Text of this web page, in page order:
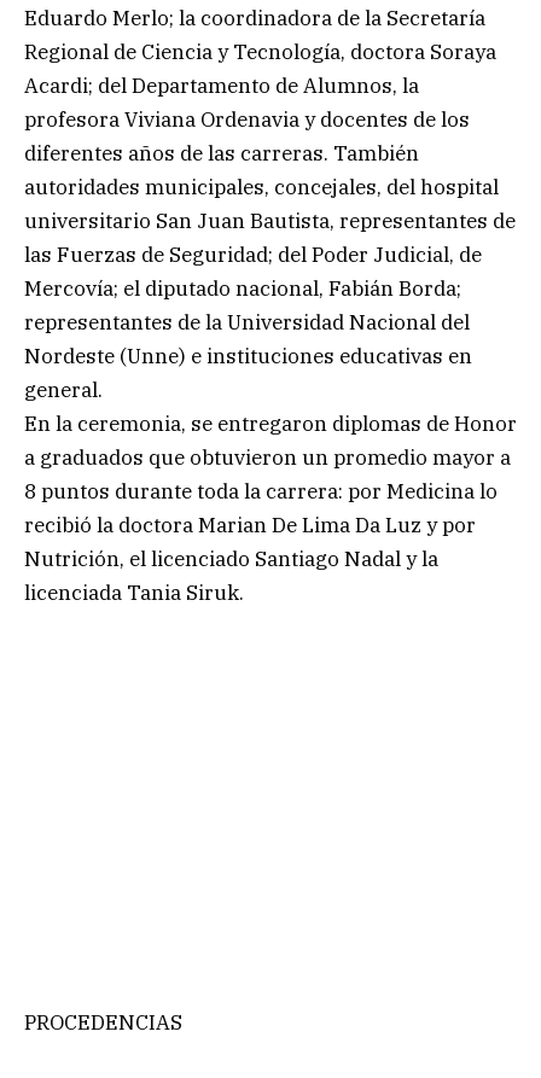
Eduardo Merlo; la coordinadora de la Secretaría
Regional de Ciencia y Tecnología, doctora Soraya
Acardi; del Departamento de Alumnos, la
profesora Viviana Ordenavia y docentes de los
diferentes años de las carreras. También
autoridades municipales, concejales, del hospital
universitario San Juan Bautista, representantes de
las Fuerzas de Seguridad; del Poder Judicial, de
Mercovía; el diputado nacional, Fabián Borda;
representantes de la Universidad Nacional del
Nordeste (Unne) e instituciones educativas en
general.
En la ceremonia, se entregaron diplomas de Honor
a graduados que obtuvieron un promedio mayor a
8 puntos durante toda la carrera: por Medicina lo
recibió la doctora Marian De Lima Da Luz y por
Nutrición, el licenciado Santiago Nadal y la
licenciada Tania Siruk.
PROCEDENCIAS